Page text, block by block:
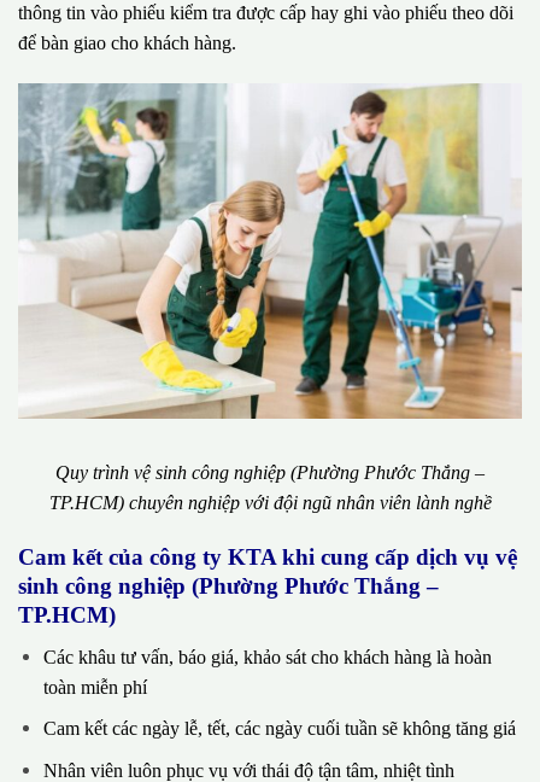
thông tin vào phiếu kiểm tra được cấp hay ghi vào phiếu theo dõi
để bàn giao cho khách hàng.
Quy trình vệ sinh công nghiệp (Phường Phước Thắng –
TP.HCM) chuyên nghiệp với đội ngũ nhân viên lành nghề
Cam kết của công ty KTA khi cung cấp dịch vụ vệ
sinh công nghiệp (Phường Phước Thắng –
TP.HCM)
Các khâu tư vấn, báo giá, khảo sát cho khách hàng là hoàn
toàn miễn phí
Cam kết các ngày lễ, tết, các ngày cuối tuần sẽ không tăng giá
Nhân viên luôn phục vụ với thái độ tận tâm, nhiệt tình